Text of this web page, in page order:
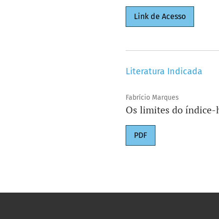
Link de Acesso
Literatura Indicada
Fabrício Marques
Os limites do índice-
PDF